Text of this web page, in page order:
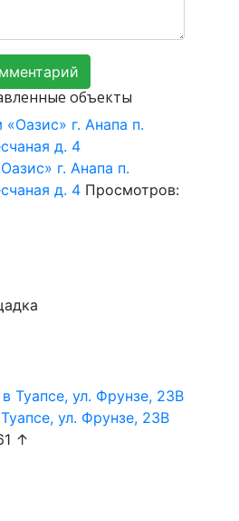
объекты
г. Анапа п.
д. 4 Просмотров:
ул. Фрунзе, 23В
↑